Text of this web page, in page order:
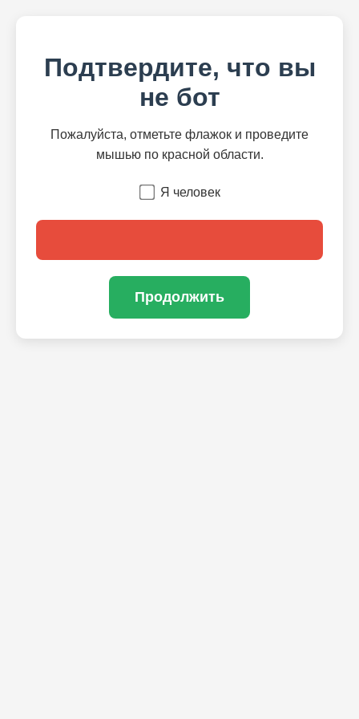
Подтвердите, что вы
не бот
Пожалуйста, отметьте флажок и проведите
мышью по красной области.
Я человек
Продолжить